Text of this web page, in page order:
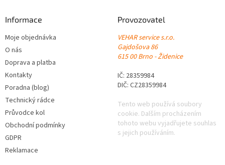
Informace
Moje objednávka
O nás
Doprava a platba
Kontakty
Poradna (blog)
Technický rádce
Průvodce kol
Obchodní podmínky
GDPR
Reklamace
Provozovatel
VEHAR service s.r.o.
Gajdošova 86
615 00 Brno - Židenice
IČ: 28359984
DIČ: CZ28359984
Tento web používá soubory
cookie. Dalším procházením
tohoto webu vyjadřujete souhlas
s jejich používáním.